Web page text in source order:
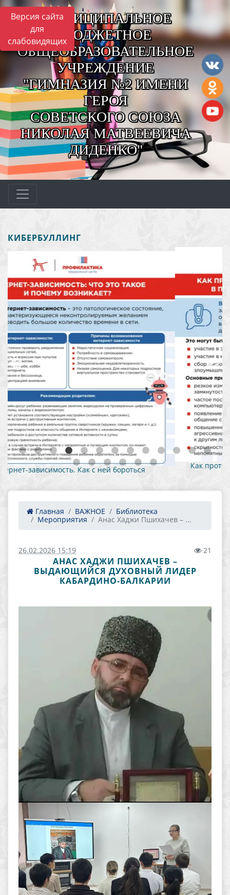
Версия сайта
для
слабовидящих
МУНИЦИПАЛЬНОЕ
БЮДЖЕТНОЕ
ОБЩЕОБРАЗОВАТЕЛЬНОЕ
УЧРЕЖДЕНИЕ
"ГИМНАЗИЯ №2 ИМЕНИ
ГЕРОЯ
СОВЕТСКОГО СОЮЗА
НИКОЛАЯ МАТВЕЕВИЧА
ДИДЕНКО"
КИБЕРБУЛЛИНГ
Как противостоять вовлечению в противоправную
деятельность 1
Главная ВАЖНОЕ
Библиотека
Мероприятия
Анас Хаджи Пшихачев – ...
26.02.2026 15:19 21
АНАС ХАДЖИ ПШИХАЧЕВ –
ВЫДАЮЩИЙСЯ ДУХОВНЫЙ ЛИДЕР
КАБАРДИНО-БАЛКАРИИ